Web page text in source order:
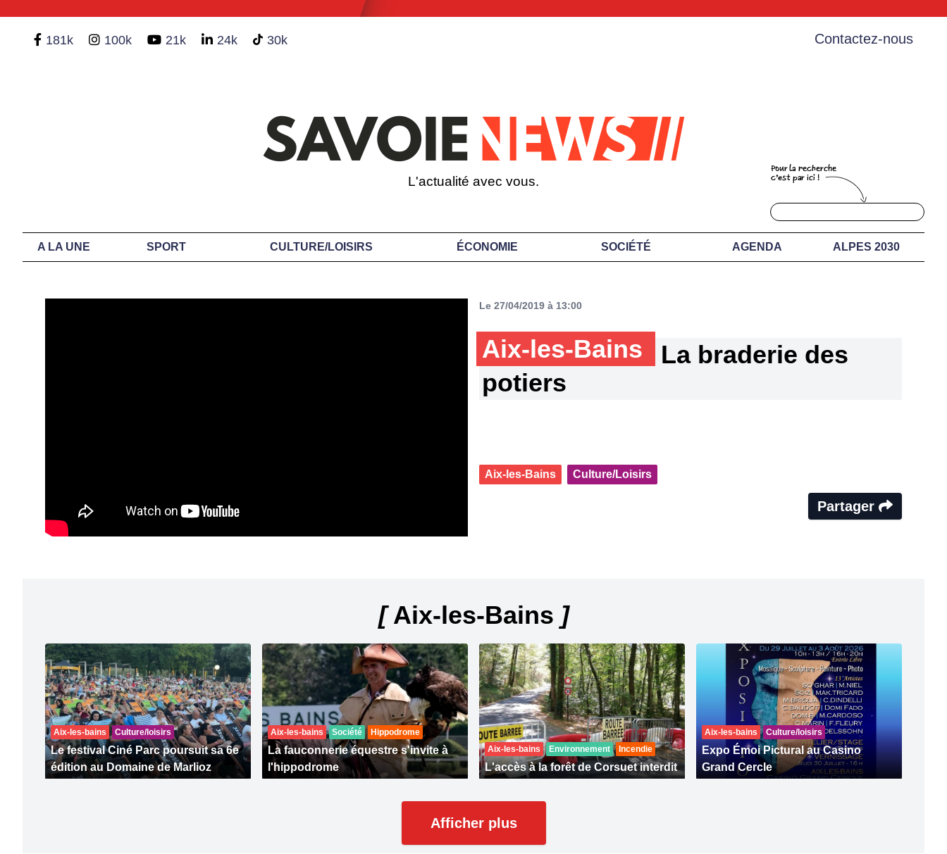
181k 100k 21k 24k 30k Contactez-nous
L'actualité avec vous.
A LA UNE SPORT CULTURE/LOISIRS ÉCONOMIE SOCIÉTÉ AGENDA ALPES 2030
Le 27/04/2019 à 13:00
Aix-les-Bains
La braderie des
potiers
Aix-les-Bains Culture/Loisirs
Partager
[Aix-les-Bains ]
Aix-les-bains Culture/loisirs
Le festival Ciné Parc poursuit sa 6e
édition au Domaine de Marlioz
Aix-les-bains Société Hippodrome
La fauconnerie équestre s'invite à
l'hippodrome
Aix-les-bains Environnement Incendie
L'accès à la forêt de Corsuet interdit
Aix-les-bains Culture/loisirs
Expo Émoi Pictural au Casino
Grand Cercle
Afficher plus